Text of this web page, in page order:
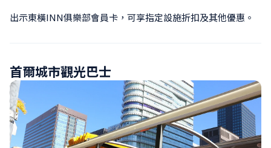
出示東橫INN俱樂部會員卡，可享指定設施折扣及其他優惠。
首爾城市觀光巴士